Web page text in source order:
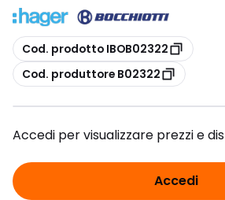
copia
Cod. prodotto IBOB02322
copia
Cod. produttore B02322
Accedi per visualizzare prezzi e
Accedi